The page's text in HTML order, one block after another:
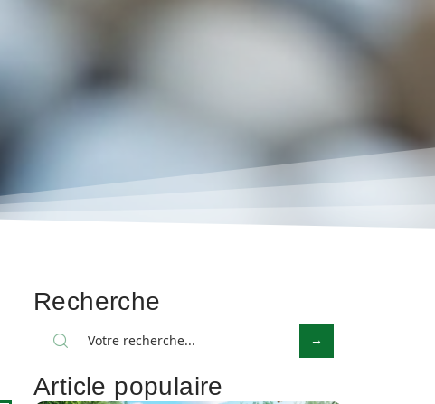
Recherche
Article populaire